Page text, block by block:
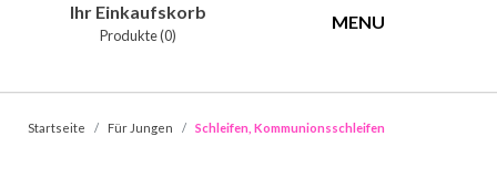
Ihr Einkaufskorb
Produkte (0)
MENU
Startseite Für Jungen Schleifen, Kommunionsschleifen